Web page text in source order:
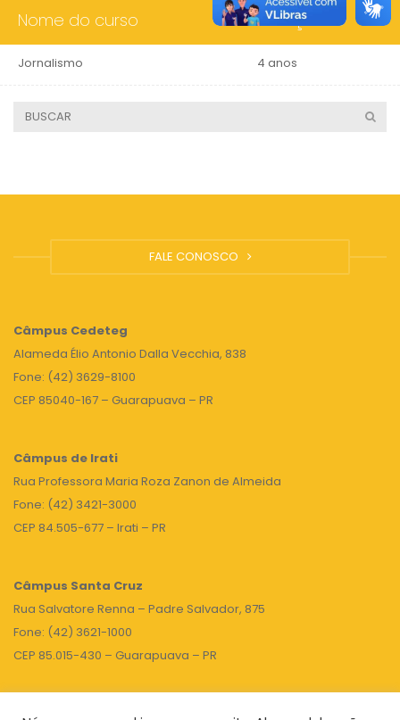
Nome do curso Duração
Jornalismo 4 anos
FALE CONOSCO
Câmpus Cedeteg
Alameda Élio Antonio Dalla Vecchia, 838
Fone: (42) 3629-8100
CEP 85040-167 – Guarapuava – PR
Câmpus de Irati
Rua Professora Maria Roza Zanon de Almeida
Fone: (42) 3421-3000
CEP 84.505-677 – Irati – PR
Câmpus Santa Cruz
Rua Salvatore Renna – Padre Salvador, 875
Fone: (42) 3621-1000
CEP 85.015-430 – Guarapuava – PR